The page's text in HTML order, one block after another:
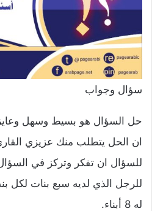
سؤال وجواب
حل السؤال هو بسيط وسهل
ان الحل يتطلب منك عزيزي
للسؤال ان تفكر وتركز في
للرجل الذي لديه سبع بنات لكل
له 8 أبناء.